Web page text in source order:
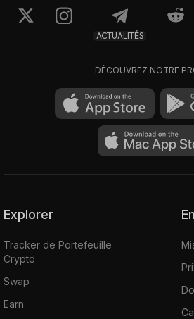
ACTUALITÉS
DÉCOUVREZ NOTRE
Explorer
Tracker de Portefeuille
Crypto
Swap
Earn